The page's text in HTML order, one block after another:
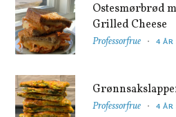
Ostesmørbrød
Grilled Cheese
Professorfrue 4 ÅR
Professorfrue 4 ÅR